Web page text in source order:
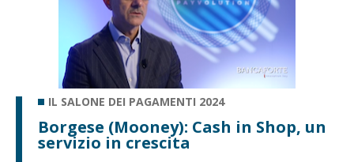
IL SALONE DEI PAGAMENTI 2024
Borgese (Mooney): Cash in Shop, un
servizio in crescita